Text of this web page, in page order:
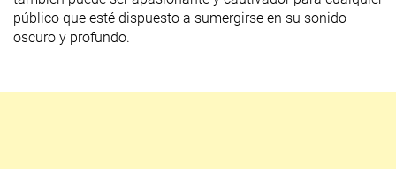
público que esté dispuesto a sumergirse en su sonido
oscuro y profundo.